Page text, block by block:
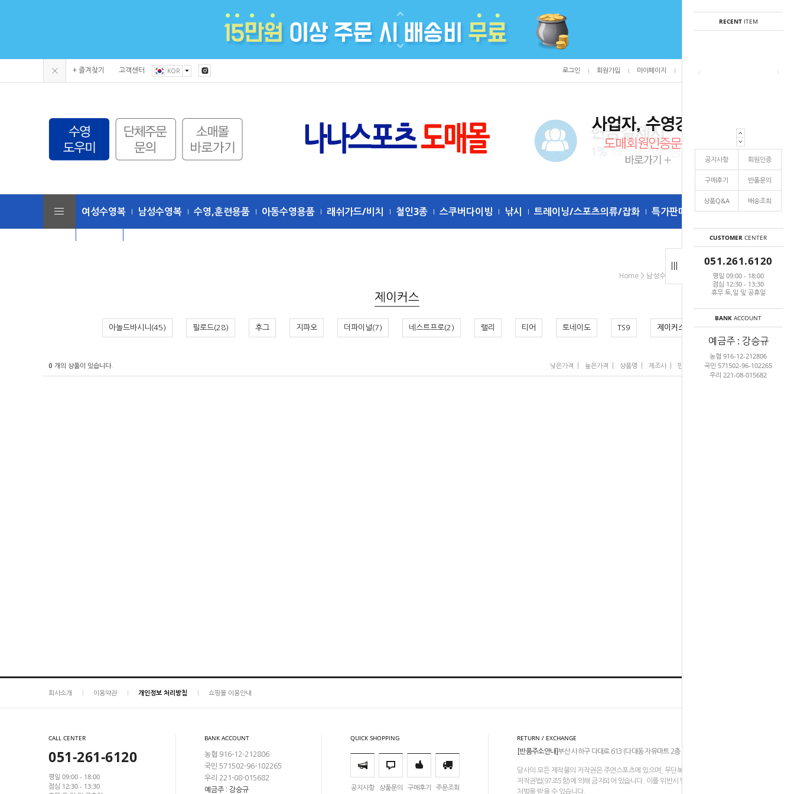
RECENTITEM
공지사항 회원인증
구매후기 반품문의
상품Q&A 배송조희
CUSTOMER CENTER
051.261.6120
평일 09:00 - 18:00
점심 12:30 - 13:30
휴무 토,일 및 공휴일
BANK ACCOUNT
예금주 : 강승규
농협 916-12-212806
국민 571502-96-102265
우리 221-08-015682
+ 즐겨찾기 고객센터 KOR 로그인 회원가입 마이페이지
여성수영복 남성수영복 수영,훈련용품 아동수영용품 래쉬가드/비치 철인3종 스쿠버다이빙 낚시 트레이닝/스포츠의류/잡화 특가판매
Home > 남성수영복 남성5/9부> 제이커스
제이커스
아놀드바시니(45) 필로드(28) 후그 지파오 더파이널(7) 네스트프로(2) 랠리 티어 토네이도 TS9 제이커스
0 개의 상품이 있습니다. 낮은가격 높은가격 상품명 제조사| 판매순위 | 많이 본 상품
회사소개 이용약관 개인정보 처리방침 쇼핑몰 이용안내
CALL CENTER
051-261-6120
평일 09:00 - 18:00
점심 12:30 - 13:30
BANK ACCOUNT
농협 916-12-212806
국민 571502-96-102265
우리 221-08-015682
예금주 : 강승규
QUICK SHOPPING
공지사항 상품문의 구매후기 주문조회
RETURN / EXCHANGE
[반품주소안내]부산 사하구 다대로 613 (다대동 자유마트 2층 206-211호)
당사의 모든 제작물의 저작권은 주연스포츠에 있으며, 무단복제나 도용은
저작권법(97조5항)에 의해 금지되어 있습니다. 이를 위반시 법적인
처벌을 받을 수 있습니다.